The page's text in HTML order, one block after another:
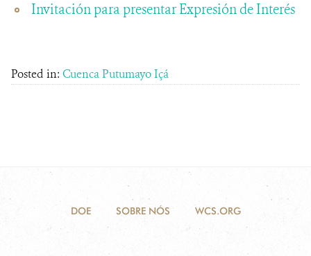
Invitación para presentar Expresión de Interés
Posted in: Cuenca Putumayo Içá
DOE SOBRE NÓS WCS.ORG